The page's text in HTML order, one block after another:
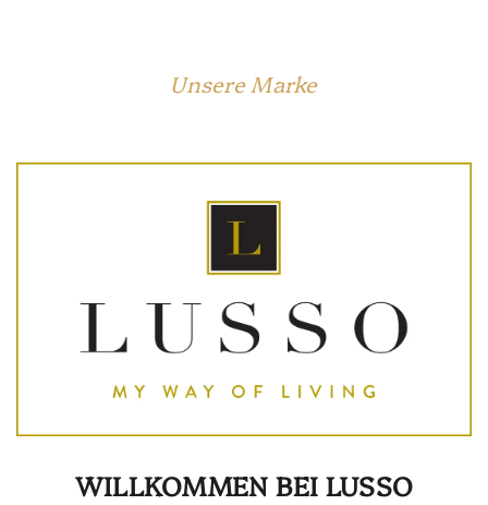
Unsere Marke
WILLKOMMEN BEI LUSSO